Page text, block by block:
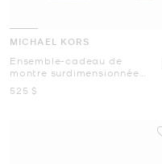
MICHAEL KORS
Ensemble-cadeau de
montre surdimensionnée
de ton or et de bracelet
Billie
maintenant
525 $